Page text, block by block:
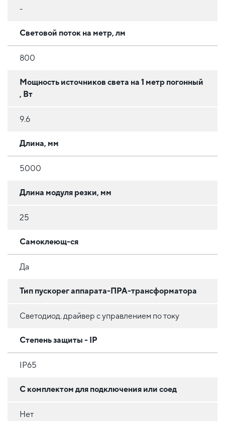
-
Световой поток на метр, лм
800
Мощность источников света на 1 метр погонный
, Вт
9.6
Длина, мм
5000
Длина модуля резки, мм
25
Самоклеющ-ся
Да
Тип пускорег аппарата-ПРА-трансформатора
Светодиод. драйвер с управлением по току
Степень защиты - IP
IP65
С комплектом для подключения или соед
Нет